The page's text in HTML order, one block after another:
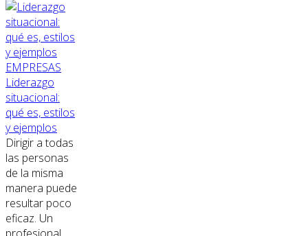
EMPRESAS
Liderazgo
situacional:
qué es, estilos
y ejemplos
Dirigir a todas
las personas
de la misma
manera puede
resultar poco
eficaz. Un
profesional